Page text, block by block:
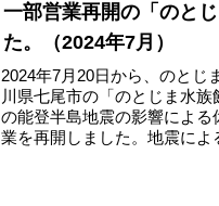
一部営業再開の「のと
た。（2024年7月）
2024年7月20日から、のとじ
川県七尾市の「のとじま水
の能登半島地震の影響によ
業を再開しました。地震に